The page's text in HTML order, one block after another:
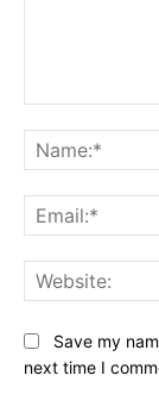
Save my
next time I